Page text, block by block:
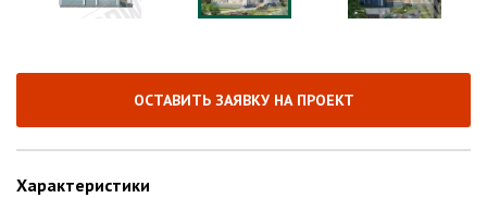
ОСТАВИТЬ ЗАЯВКУ НА ПРОЕКТ
Характеристики